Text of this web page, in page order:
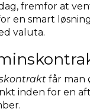
fremfor at
en smart
valuta.
får man
inden for en